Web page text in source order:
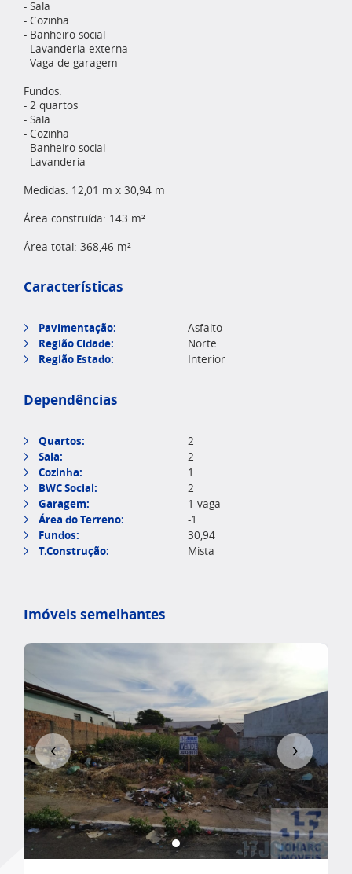
- Sala
- Cozinha
- Banheiro social
- Lavanderia externa
- Vaga de garagem
Fundos:
- 2 quartos
- Sala
- Cozinha
- Banheiro social
- Lavanderia
Medidas: 12,01 m x 30,94 m
Área construída: 143 m²
Área total: 368,46 m²
Características
Pavimentação: Asfalto
Região Cidade: Norte
Região Estado: Interior
Dependências
Quartos: 2
Sala: 2
Cozinha: 1
BWC Social: 2
Garagem: 1 vaga
Área do Terreno: -1
Fundos: 30,94
T.Construção: Mista
Imóveis semelhantes
Favoritar